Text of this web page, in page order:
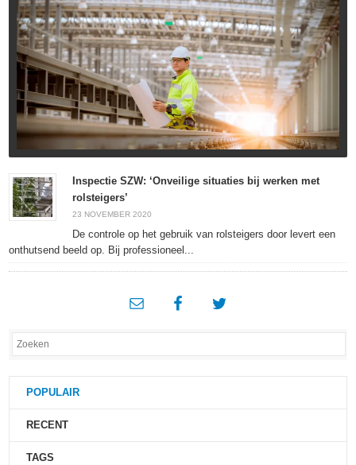
Inspectie SZW: ‘Onveilige situaties bij werken met
rolsteigers’
23 NOVEMBER 2020
De controle op het gebruik van rolsteigers door levert een
onthutsend beeld op. Bij professioneel...
POPULAIR
RECENT
TAGS